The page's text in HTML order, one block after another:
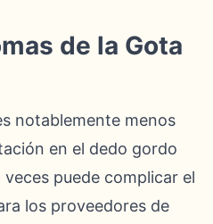
de la Gota
notablemente menos
en el dedo gordo
puede complicar el
los proveedores de